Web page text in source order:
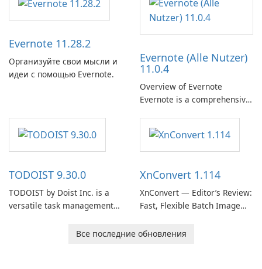
term support channel of the
Thunderbird desktop email
client designed for
need predictable …
Evernote 11.28.2
Организуйте свои мысли и
идеи с помощью Evernote.
Evernote (Alle Nutzer)
11.0.4
Overview of Evernote
Evernote is a comprehensive
users capture, organize, and
access information across
TODOIST 9.30.0
TODOIST by Doist Inc. is a
versatile task management
individuals and teams
XnConvert 1.114
XnConvert — Editor’s Review:
Fast, Flexible Batch Image
macOS and Linux XnConvert
Все последние обновления